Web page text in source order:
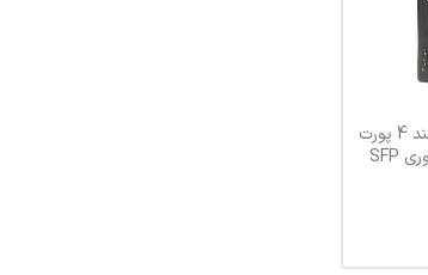
سوییچ صنعتی POE هوشمند 4 پورت
10/100/1000 و 1 پورت فیبر نوری SFP